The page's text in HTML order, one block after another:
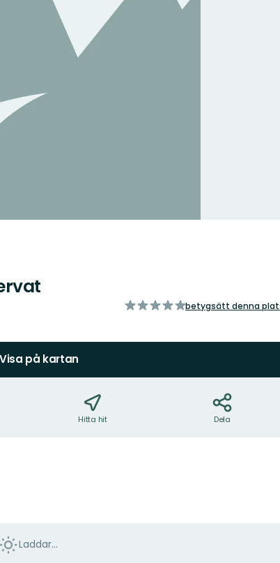
av
betygsätt denna
Visa på kartan
Hitta hit Dela
Laddar...